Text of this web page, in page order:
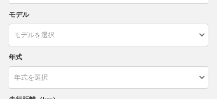
モデル
年式